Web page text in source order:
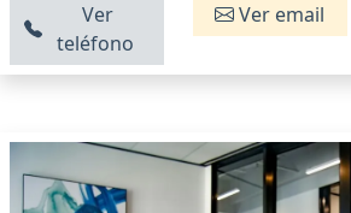
Ver
teléfono
Ver email